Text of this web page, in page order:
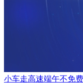
小车走高速端午不免